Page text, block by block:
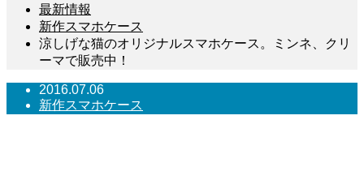
最新情報
新作スマホケース
涼しげな猫のオリジナルスマホケース。ミンネ、クリ
ーマで販売中！
2016.07.06
新作スマホケース